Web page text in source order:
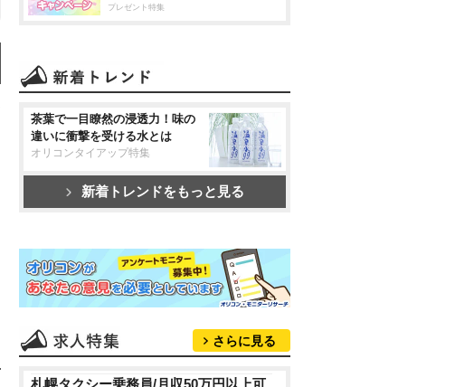
プレゼント特集
茶葉で一目瞭然の浸透力！味の
違いに衝撃を受ける水とは
オリコンタイアップ特集
新着トレンドをもっと見る
さらに見る
札幌タクシー乗務員/月収50万円以上可